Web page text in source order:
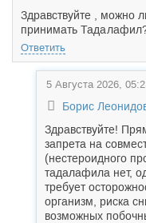
Здравствуйте , можно
принимать Тада
Ответить
5 Августа 2026,
Борис
Здравствуйте!
запрета на
(нестероидного
тадалафила нет,
требует
организм, риска
возможных